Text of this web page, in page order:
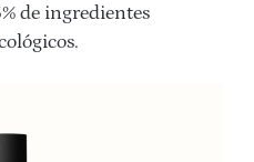
de ingredientes